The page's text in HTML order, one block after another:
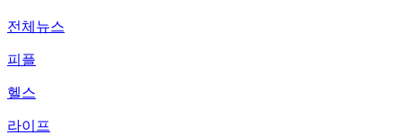
전체뉴스
피플
헬스
라이프